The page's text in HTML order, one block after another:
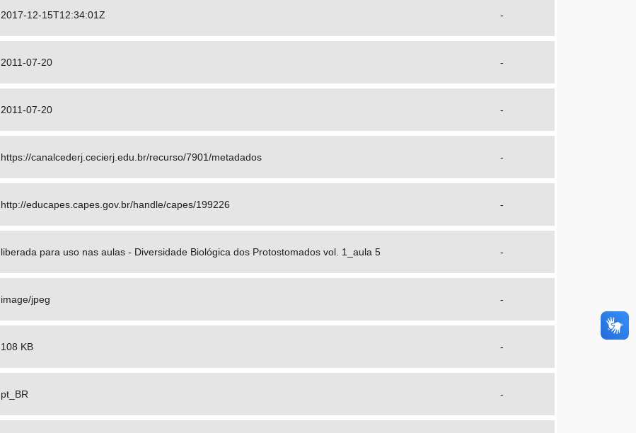
2017-12-15T12:34:01Z -
2011-07-20 -
2011-07-20 -
https://canalcederj.cecierj.edu.br/recurso/7901/metadados -
http://educapes.capes.gov.br/handle/capes/199226 -
liberada para uso nas aulas - Diversidade Biológica dos Protostomados vol. 1_aula 5 -
image/jpeg -
108 KB -
pt_BR -